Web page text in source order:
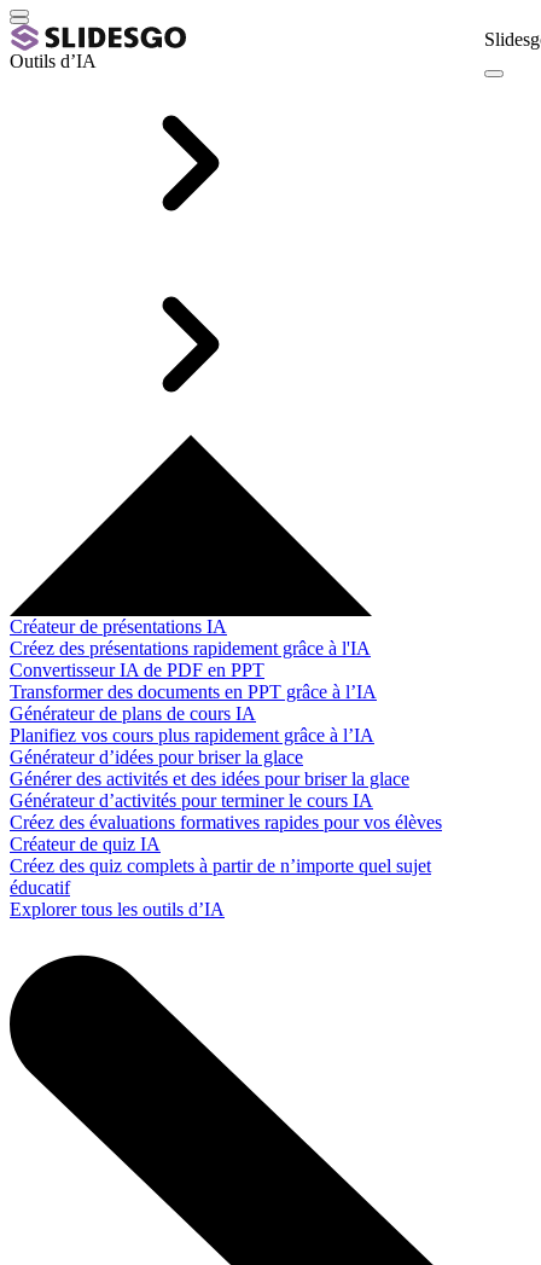
Outils d’IA
Créateur de présentations IA
Créez des présentations rapidement grâce à l'IA
Convertisseur IA de PDF en PPT
Transformer des documents en PPT grâce à l’IA
Générateur de plans de cours IA
Planifiez vos cours plus rapidement grâce à l’IA
Générateur d’idées pour briser la glace
Générer des activités et des idées pour briser la glace
Générateur d’activités pour terminer le cours IA
Créez des évaluations formatives rapides pour vos élèves
Créateur de quiz IA
Créez des quiz complets à partir de n’importe quel sujet
éducatif
Explorer tous les outils d’IA